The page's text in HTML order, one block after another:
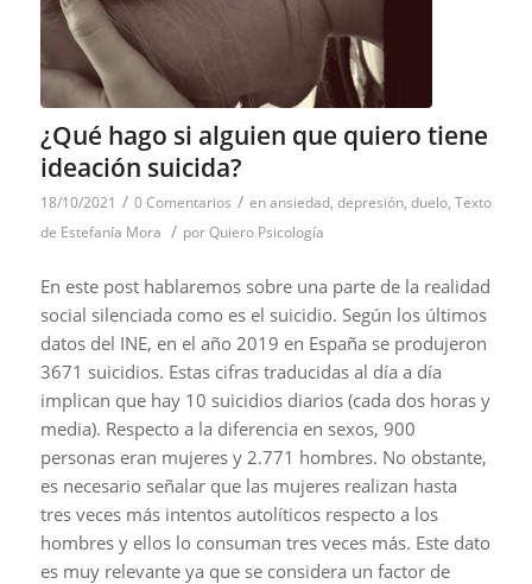
¿Qué hago si alguien que quiero tiene
ideación suicida?
18/10/2021 / 0 Comentarios / enansiedad, depresión, duelo, Texto
de Estefanía Mora / porQuiero Psicología
En este post hablaremos sobre una parte de la realidad
social silenciada como es el suicidio. Según los últimos
datos del INE, en el año 2019 en España se produjeron
3671 suicidios. Estas cifras traducidas al día a día
implican que hay 10 suicidios diarios (cada dos horas y
media). Respecto a la diferencia en sexos, 900
personas eran mujeres y 2.771 hombres. No obstante,
es necesario señalar que las mujeres realizan hasta
tres veces más intentos autolíticos respecto a los
hombres y ellos lo consuman tres veces más. Este dato
es muy relevante ya que se considera un factor de